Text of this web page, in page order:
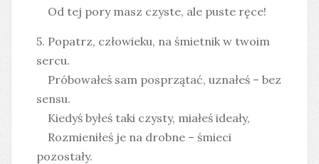
Od tej pory masz czyste, ale puste ręce!
5. Popatrz, człowieku, na śmietnik w twoim
sercu.
Próbowałeś sam posprzątać, uznałeś – bez
sensu.
Kiedyś byłeś taki czysty, miałeś ideały,
Rozmieniłeś je na drobne – śmieci
pozostały.